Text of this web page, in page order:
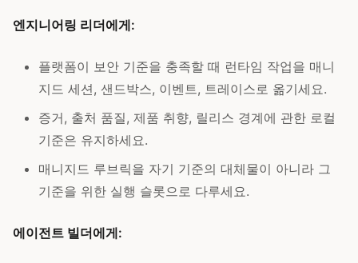
엔지니어링 리더에게:
플랫폼이 보안 기준을 충족할 때 런타임 작업을 매니
지드 세션, 샌드박스, 이벤트, 트레이스로 옮기세요.
증거, 출처 품질, 제품 취향, 릴리스 경계에 관한 로컬
기준은 유지하세요.
매니지드 루브릭을 자기 기준의 대체물이 아니라 그
기준을 위한 실행 슬롯으로 다루세요.
에이전트 빌더에게: